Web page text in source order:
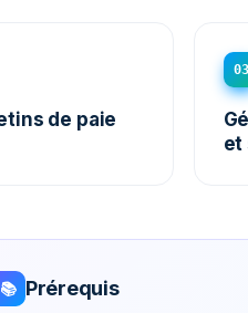
de paie
03
et
📚 Prérequis